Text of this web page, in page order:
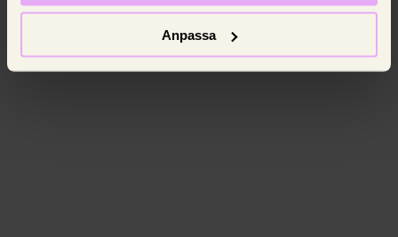
Anpassa